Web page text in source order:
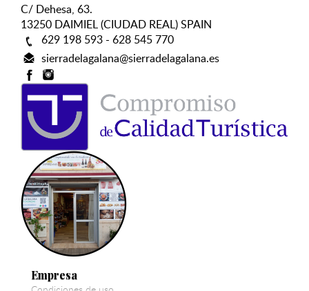
C/ Dehesa, 63.
13250 DAIMIEL (CIUDAD REAL) SPAIN
629 198 593 - 628 545 770
sierradelagalana@sierradelagalana.es
Empresa